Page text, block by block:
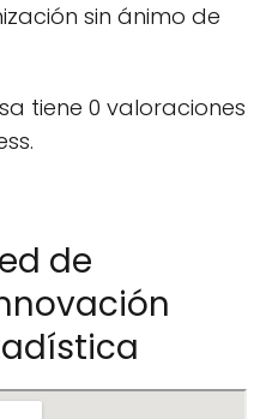
sin ánimo de
tiene 0 valoraciones
de